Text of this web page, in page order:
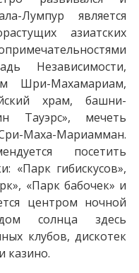
Лумпур является
азиатских
Независимости,
Шри-Махамариам,
храм, башни-
Тауэрс», мечеть
Маха-Мариамман.
посетить
«Парк гибискусов»,
«Парк бабочек» и
центром ночной
солнца здесь
клубов, дискотек
казино.